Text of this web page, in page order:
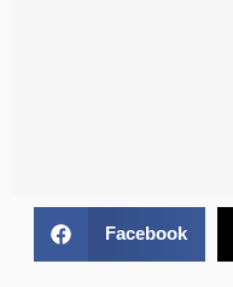
Facebook